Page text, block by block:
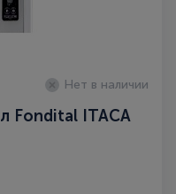
Нет в наличии
Fondital ITAСA